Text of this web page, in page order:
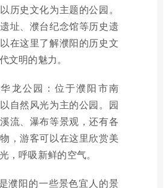
历史文化为主题的公园。
址、濮台纪念馆等历史遗
在这里了解濮阳的历史文
文明的魅力。
龙公园：位于濮阳市南
自然风光为主的公园。园
流、瀑布等景观，还有各
，游客可以在这里欣赏美
，呼吸新鲜的空气。
濮阳的一些景色宜人的景